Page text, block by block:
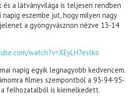
és a látványvilága is teljesen rendben
napig eszembe jut, hogy milyen nagy
a gyöngyvásznon nézve 13-14
watch?v=XEyLH7estko
napig egyik legnagyobb kedvencem.
filmes szempontból a 93-94-95-
felhozatalból is kiemelkedett.